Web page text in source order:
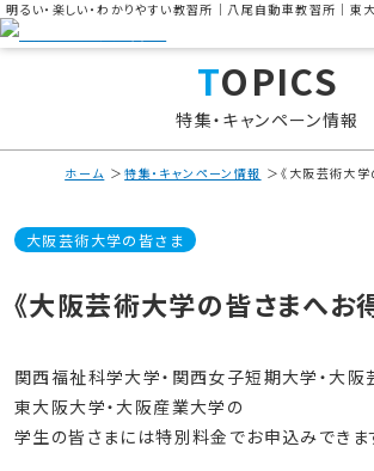
TOPICS
特集・キャンペーン情報
ホーム 特集・キャンペーン情報 《大阪芸術大
大阪芸術大学の皆さま
《大阪芸術大学の皆さまへお
関西福祉科学大学・関西女子短期大学・大阪芸
東大阪大学・大阪産業大学の
学生の皆さまには特別料金でお申込みできま